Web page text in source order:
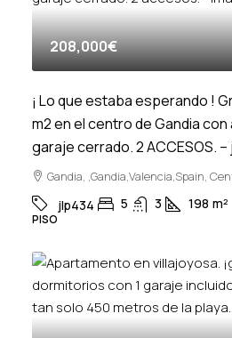
208,000€
¡ Lo que estaba esperando !
m2 en el centro de Gandia
garaje cerrado. 2 ACCESOS.
Gandia, ,Gandia,Valencia,Spain,
jlp434 5 3 198 m²
PISO